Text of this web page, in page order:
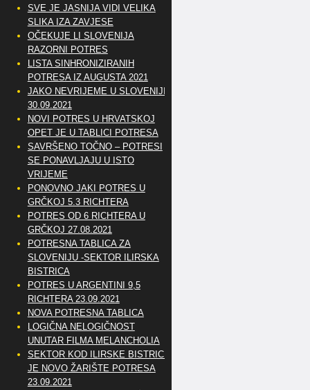
SVE JE JASNIJA VIDI VELIKA
SLIKA IZA ZAVJESE
OČEKUJE LI SLOVENIJA
RAZORNI POTRES
LISTA SINHRONIZIRANIH
POTRESA IZ AUGUSTA 2021
JAKO NEVRIJEME U SLOVENIJI
30.09.2021
NOVI POTRES U HRVATSKOJ
OPET JE U TABLICI POTRESA
SAVRŠENO TOČNO – POTRESI
SE PONAVLJAJU U ISTO
VRIJEME
PONOVNO JAKI POTRES U
GRČKOJ 5.3 RICHTERA
POTRES OD 6 RICHTERA U
GRČKOJ 27.08.2021
POTRESNA TABLICA ZA
SLOVENIJU -SEKTOR ILIRSKA
BISTRICA
POTRES U ARGENTINI 9,5
RICHTERA 23.09.2021
NOVA POTRESNA TABLICA
LOGIČNA NELOGIČNOST
UNUTAR FILMA MELANCHOLIA
SEKTOR KOD ILIRSKE BISTRICE
JE NOVO ŽARIŠTE POTRESA
23.09.2021